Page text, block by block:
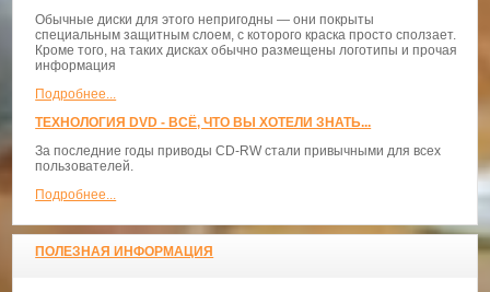
Обычные диски для этого непригодны — они покрыты
специальным защитным слоем, с которого краска просто сползает.
Кроме того, на таких дисках обычно размещены логотипы и прочая
информация
Подробнее...
ТЕХНОЛОГИЯ DVD - ВСЁ, ЧТО ВЫ ХОТЕЛИ ЗНАТЬ...
За последние годы приводы CD-RW стали привычными для всех
пользователей.
Подробнее...
ПОЛЕЗНАЯ ИНФОРМАЦИЯ